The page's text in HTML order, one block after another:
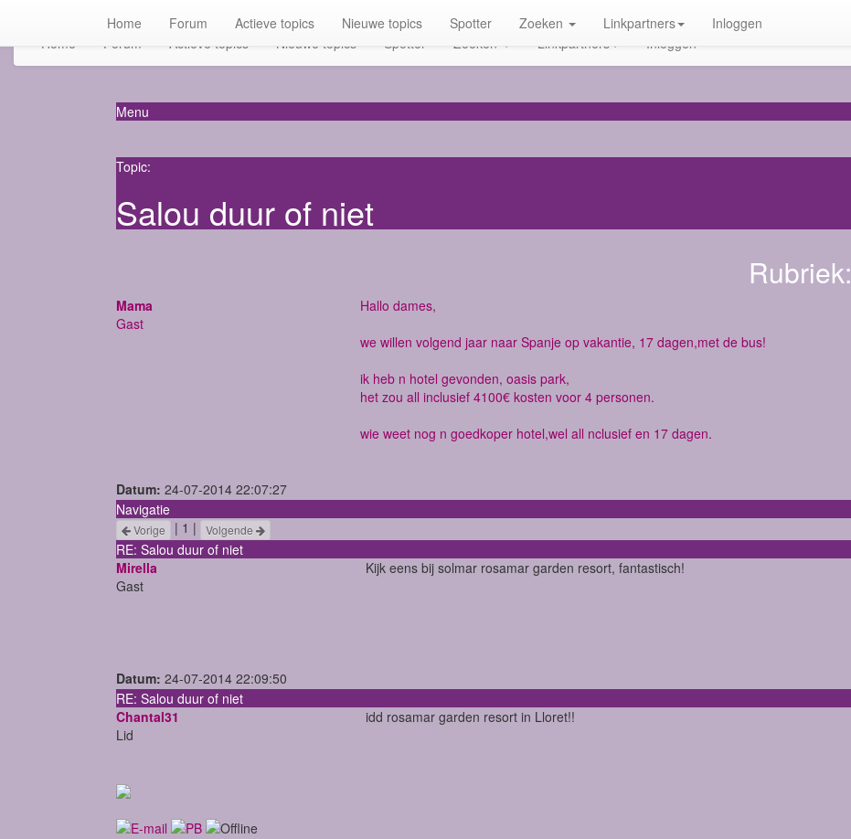
Home Forum Actieve topics Nieuwe topics Spotter Zoeken Linkpartners Inloggen
Home Forum Actieve topics Nieuwe topics Spotter Zoeken Linkpartners Inloggen
Menu
Topic:
Salou duur of niet
Rubriek:
Mama
Gast
Hallo dames,
we willen volgend jaar naar Spanje op vakantie, 17 dagen,met de bus!
ik heb n hotel gevonden, oasis park,
het zou all inclusief 4100€ kosten voor 4 personen.
wie weet nog n goedkoper hotel,wel all nclusief en 17 dagen.
Datum: 24-07-2014 22:07:27
Navigatie
Vorige | 1 | Volgende
RE: Salou duur of niet
Mirella
Gast
Kijk eens bij solmar rosamar garden resort, fantastisch!
Datum: 24-07-2014 22:09:50
RE: Salou duur of niet
Chantal31
Lid
idd rosamar garden resort in Lloret!!